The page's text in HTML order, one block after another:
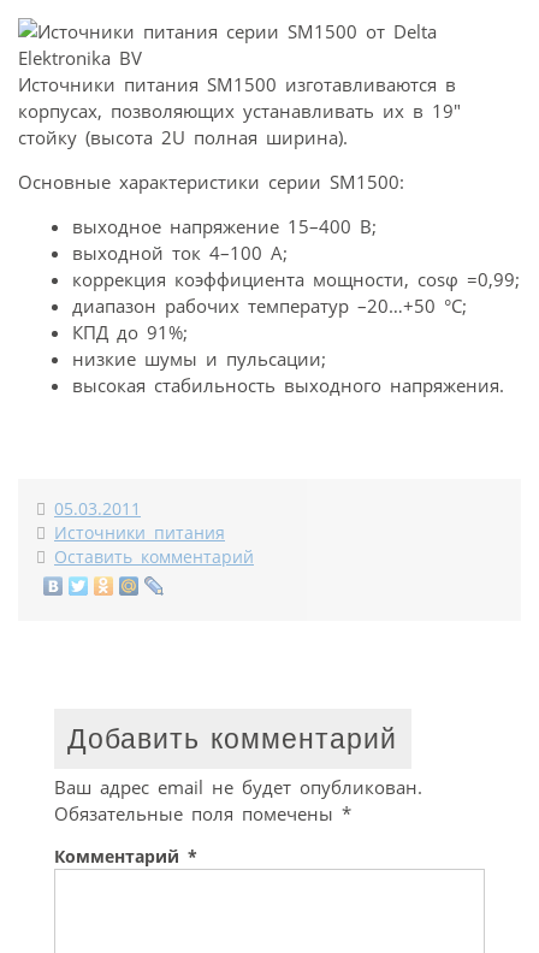
Источники питания SM1500 изготавливаются в
корпусах, позволяющих устанавливать их в 19″
стойку (высота 2U полная ширина).
Основные характеристики серии SM1500:
выходное напряжение 15–400 В;
выходной ток 4–100 А;
коррекция коэффициента мощности, cosφ =0,99;
диапазон рабочих температур –20…+50 °С;
КПД до 91%;
низкие шумы и пульсации;
высокая стабильность выходного напряжения.
05.03.2011
Источники питания
Оставить комментарий
Добавить комментарий
Ваш адрес email не будет опубликован.
Обязательные поля помечены *
Комментарий *